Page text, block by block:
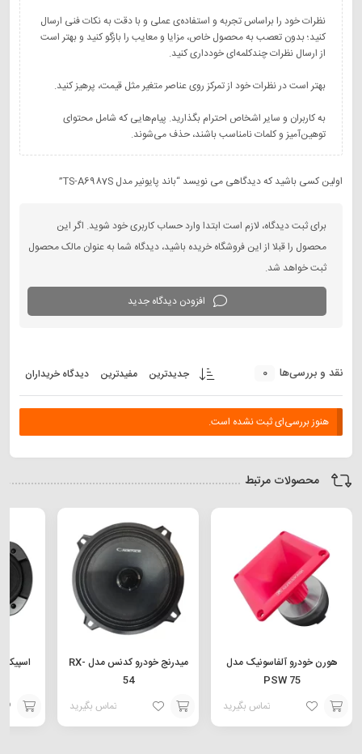
نظرات خود را براساس تجربه و استفاده‌ی عملی و با دقت به نکات فنی ارسال
کنید؛ بدون تعصب به محصول خاص، مزایا و معایب را بازگو کنید و بهتر است
به کاربران و سایر اشخاص احترام بگذارید. پیام‌هایی که شامل محتوای
توهین‌آمیز و کلمات نامناسب باشند، حذف می‌شوند.
اولین کسی باشید که دیدگاهی می نویسد “باند پایونیر مدل TS-A6987S”
برای ثبت دیدگاه، لازم است ابتدا وارد حساب کاربری خود شوید. اگر این
محصول را قبلا از این فروشگاه خریده باشید، دیدگاه شما به عنوان مالک محصول
ثبت خواهد شد.
افزودن دیدگاه جدید
نقد و بررسی‌ها 0 جدیدترین مفیدترین دیدگاه خریداران
هنوز بررسی‌ای ثبت نشده است.
محصولات مرتبط
هورن خودرو آلفاسونیک مدل
PSW 75
تماس بگیرید
افزودن
میدرنج خودرو کدنس مدل RX-
54
تماس بگیرید
افزودن
افزودن